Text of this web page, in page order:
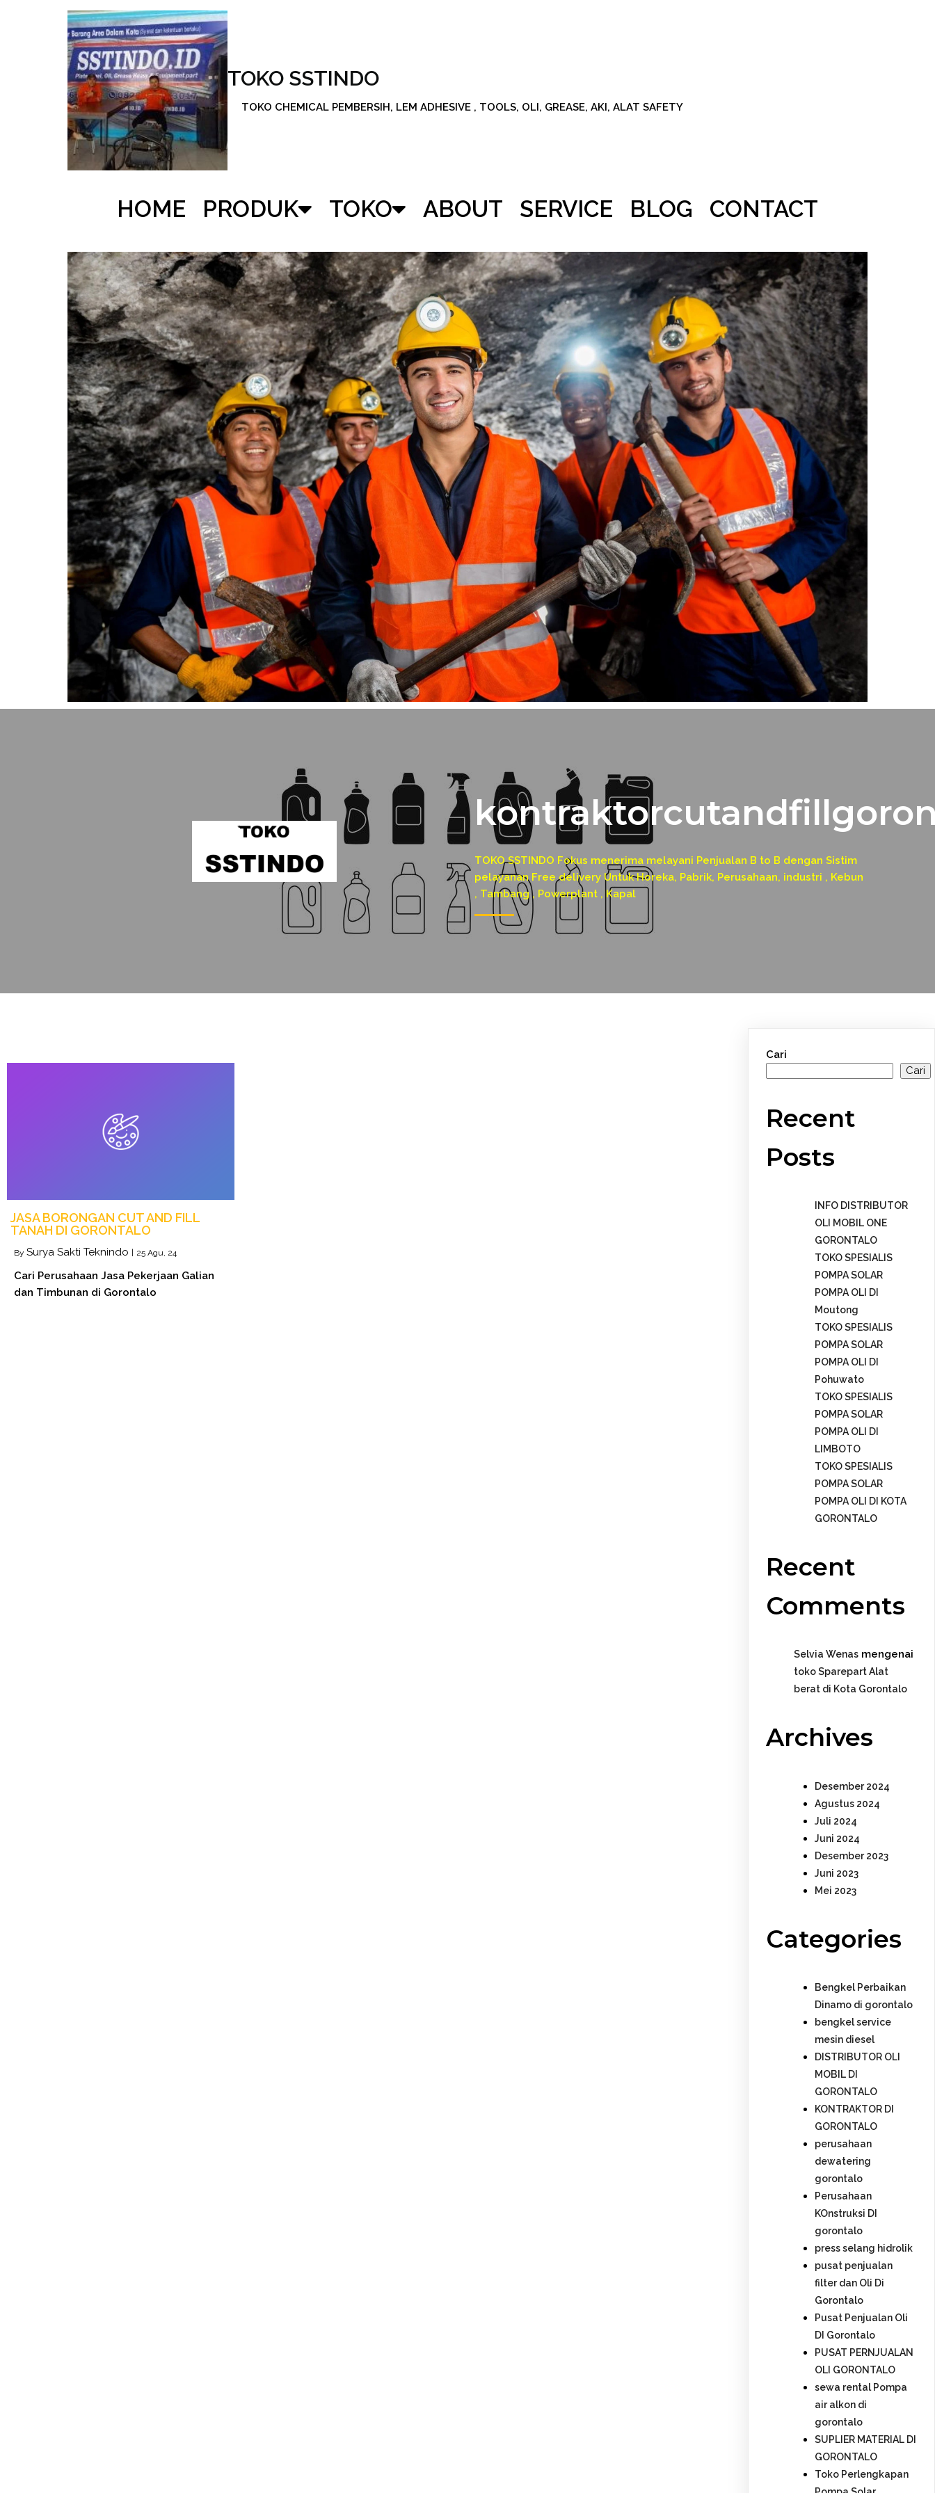
TOKO SSTINDO
TOKO CHEMICAL PEMBERSIH, LEM ADHESIVE , TOOLS, OLI, GREASE, AKI, ALAT SAFETY
HOME PRODUK TOKO ABOUT SERVICE BLOG CONTACT
TOKO SSTINDO Fokus menerima melayani Penjualan B to B dengan Sistim
pelayanan Free delivery Untuk Horeka, Pabrik, Perusahaan, industri , Kebun
, Tambang , Powerplant , Kapal
JASA BORONGAN CUT AND FILL
TANAH DI GORONTALO
By Surya Sakti Teknindo | 25 Agu, 24
Cari Perusahaan Jasa Pekerjaan Galian
dan Timbunan di Gorontalo
Cari
Cari
Recent
Posts
INFO DISTRIBUTOR
OLI MOBIL ONE
GORONTALO
TOKO SPESIALIS
POMPA SOLAR
POMPA OLI DI
Moutong
TOKO SPESIALIS
POMPA SOLAR
POMPA OLI DI
Pohuwato
TOKO SPESIALIS
POMPA SOLAR
POMPA OLI DI
LIMBOTO
TOKO SPESIALIS
POMPA SOLAR
POMPA OLI DI KOTA
GORONTALO
Recent
Comments
Selvia Wenas mengenai
toko Sparepart Alat
berat di Kota Gorontalo
Archives
Desember 2024
Agustus 2024
Juli 2024
Juni 2024
Desember 2023
Juni 2023
Mei 2023
Categories
Bengkel Perbaikan
Dinamo di gorontalo
bengkel service
mesin diesel
DISTRIBUTOR OLI
MOBIL DI
GORONTALO
KONTRAKTOR DI
GORONTALO
perusahaan
dewatering
gorontalo
Perusahaan
KOnstruksi DI
gorontalo
press selang hidrolik
pusat penjualan
filter dan Oli Di
Gorontalo
Pusat Penjualan Oli
DI Gorontalo
PUSAT PERNJUALAN
OLI GORONTALO
sewa rental Pompa
air alkon di
gorontalo
SUPLIER MATERIAL DI
GORONTALO
Toko Perlengkapan